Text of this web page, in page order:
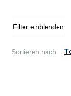
Filter einblenden
Sortieren nach: